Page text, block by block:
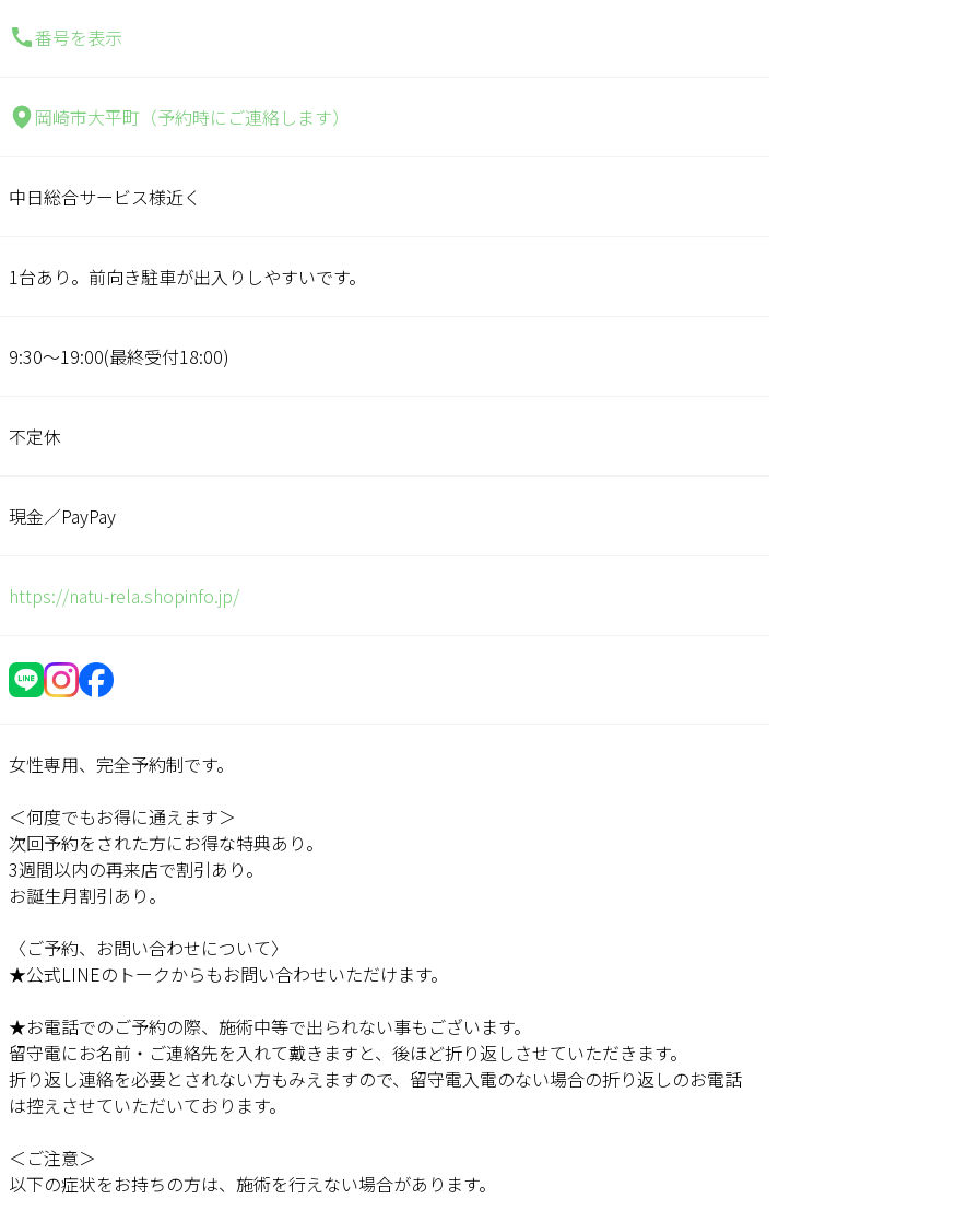
番号を表示
岡崎市大平町（予約時にご連絡します）
中日総合サービス様近く
1台あり。前向き駐車が出入りしやすいです。
9:30～19:00(最終受付18:00)
不定休
現金／PayPay
https://natu-rela.shopinfo.jp/
女性専用、完全予約制です。
＜何度でもお得に通えます＞
次回予約をされた方にお得な特典あり。
3週間以内の再来店で割引あり。
お誕生月割引あり。
〈ご予約、お問い合わせについて〉
★公式LINEのトークからもお問い合わせいただけます。
★お電話でのご予約の際、施術中等で出られない事もございます。
留守電にお名前・ご連絡先を入れて戴きますと、後ほど折り返しさせていただきます。
折り返し連絡を必要とされない方もみえますので、留守電入電のない場合の折り返しのお電話
は控えさせていただいております。
＜ご注意＞
以下の症状をお持ちの方は、施術を行えない場合があります。